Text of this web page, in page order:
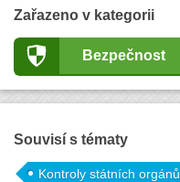
Zařazeno v kategorii
Bezpečnost
Souvisí s tématy
Kontroly státních orgánů